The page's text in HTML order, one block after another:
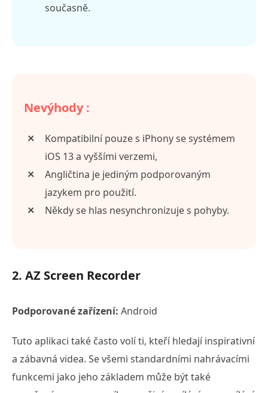
současně.
Nevýhody :
Kompatibilní pouze s iPhony se systémem
iOS 13 a vyššími verzemi,
Angličtina je jediným podporovaným
jazykem pro použití.
Někdy se hlas nesynchronizuje s pohyby.
2. AZ Screen Recorder
Podporované zařízení: Android
Tuto aplikaci také často volí ti, kteří hledají inspirativní
a zábavná videa. Se všemi standardními nahrávacími
funkcemi jako jeho základem může být také